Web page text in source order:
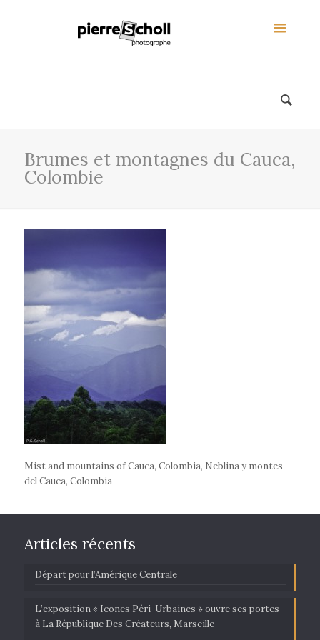
Brumes et montagnes du Cauca,
Colombie
Mist and mountains of Cauca, Colombia, Neblina y montes
del Cauca, Colombia
Articles récents
Départ pour l’Amérique Centrale
L’exposition « Icones Péri-Urbaines » ouvre ses portes
à La République Des Créateurs, Marseille